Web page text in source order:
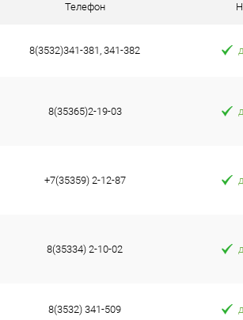
Телефон
8(3532)341-381, 341-382
8(35365)2-19-03
+7(35359) 2-12-87
8(35334) 2-10-02
8(3532) 341-509